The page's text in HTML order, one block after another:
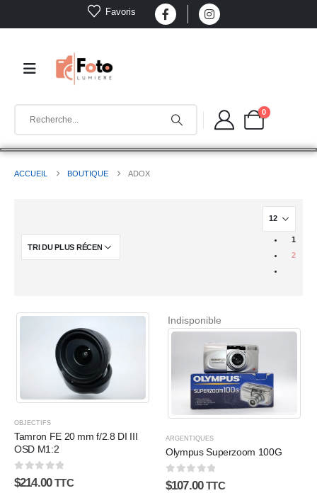
Favoris
0
ACCUEIL BOUTIQUE ADOX
1
2
OBJECTIFS
Tamron FE 20 mm f/2.8 DI III
OSD M1:2
0sur 5
$214.00 TTC
Indisponible
ARGENTIQUES
Olympus Superzoom 100G
0sur 5
$107.00 TTC